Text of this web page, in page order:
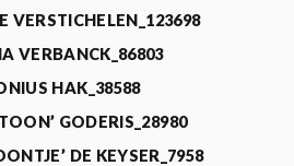
VERSTICHELEN_123698
VERBANCK_86803
HAK_38588
GODERIS_28980
DE KEYSER_7958